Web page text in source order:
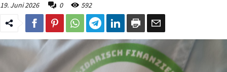
19. Juni 2026
0 592